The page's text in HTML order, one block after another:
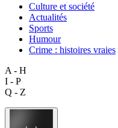
Culture et société
Actualités
Sports
Humour
Crime : histoires vraies
A - H
I - P
Q - Z